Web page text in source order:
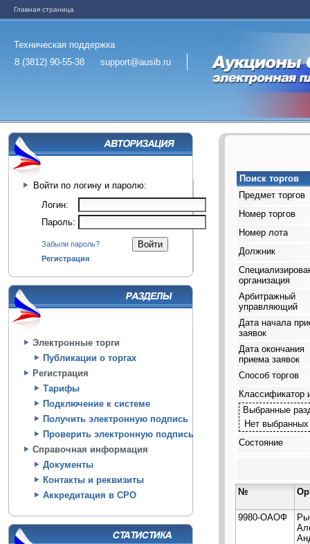
Главная страница
Техническая поддержка
8 (3812) 90-55-38
support@ausib.ru
Войти по логину и паролю:
Логин:
Пароль:
Забыли пароль?
Регистрация
Электронные торги
Публикации о торгах
Регистрация
Тарифы
Подключение к системе
Получить электронную подпись
Проверить электронную подпись
Справочная информация
Документы
Контакты и реквизиты
Аккредитация в СРО
Поиск торгов
Предмет торгов
Номер торгов
Номер лота
Должник
организация
Арбитражный
управляющий
Дата начала
заявок
Дата окончания
приема заявок
Способ торгов
Классификатор
Выбранные
Нет
Состояние
№
9980-ОАОФ